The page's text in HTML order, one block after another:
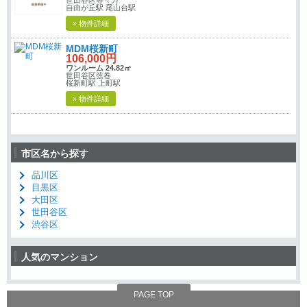
自由が丘駅 尾山台駅
» 物件詳細
MDM桜新町
106,000円
ワンルーム 24.82㎡
世田谷区弦巻
桜新町駅 上町駅
» 物件詳細
市区名から探す
品川区
目黒区
大田区
世田谷区
渋谷区
人気のマンション
PAGE TOP